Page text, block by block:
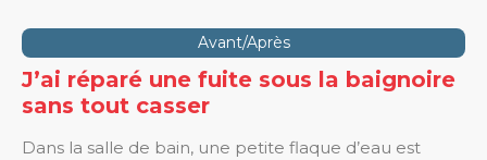
Avant/Après
J’ai réparé une fuite sous la baignoire
sans tout casser
Dans la salle de bain, une petite flaque d’eau est